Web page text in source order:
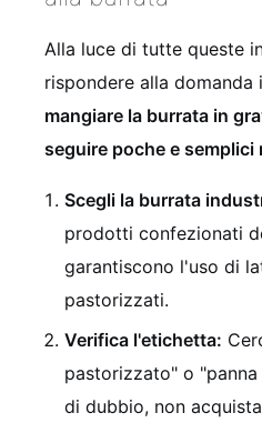
Alla luce di tutte queste
rispondere alla domanda
mangiare la burrata in
seguire poche e semplici
Scegli la burrata
prodotti confezionati
garantiscono l'uso di
pastorizzati.
Verifica l'etichetta:
pastorizzato" o
di dubbio, non